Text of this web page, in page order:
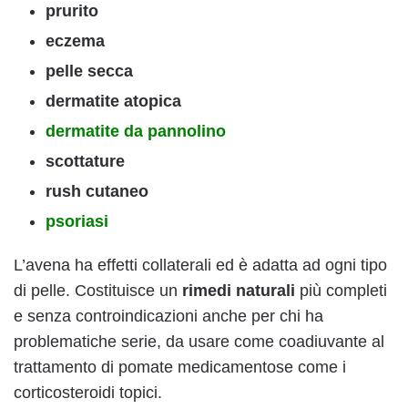
prurito
eczema
pelle secca
dermatite atopica
dermatite da pannolino
scottature
rush cutaneo
psoriasi
L’avena ha effetti collaterali ed è adatta ad ogni tipo
di pelle. Costituisce un rimedi naturali più completi
e senza controindicazioni anche per chi ha
problematiche serie, da usare come coadiuvante al
trattamento di pomate medicamentose come i
corticosteroidi topici.